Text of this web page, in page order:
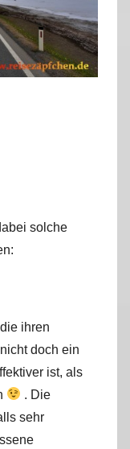
solche
ihren
doch ein
ist, als
. Die
sehr